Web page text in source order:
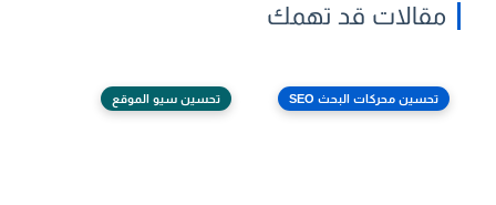
مقالات قد تهمك
تحسين محركات البحث SEO تحسين سيو الموقع